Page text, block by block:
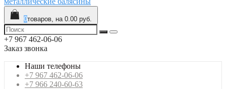
0товаров, на 0.00 руб.
+7 967 462-06-06
Заказ звонка
Наши телефоны
+7 967 462-06-06
+7 966 240-60-63